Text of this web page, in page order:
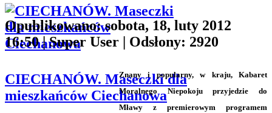
CIECHANÓW. Maseczki dla
mieszkańców Ciechanowa
Opublikowano: sobota, 18, luty 2012
16:50|Super User | Odsłony: 2920
Znany i popularny, w kraju, Kabaret
Moralnego Niepokoju przyjedzie do
Mławy z premierowym programem